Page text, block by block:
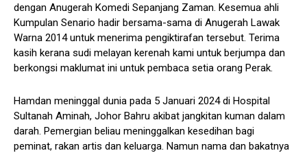
dengan Anugerah Komedi Sepanjang Zaman. Kesemua ahli
Kumpulan Senario hadir bersama-sama di Anugerah Lawak
Warna 2014 untuk menerima pengiktirafan tersebut. Terima
kasih kerana sudi melayan kerenah kami untuk berjumpa dan
berkongsi maklumat ini untuk pembaca setia orang Perak.
Hamdan meninggal dunia pada 5 Januari 2024 di Hospital
Sultanah Aminah, Johor Bahru akibat jangkitan kuman dalam
darah. Pemergian beliau meninggalkan kesedihan bagi
peminat, rakan artis dan keluarga. Namun nama dan bakatnya